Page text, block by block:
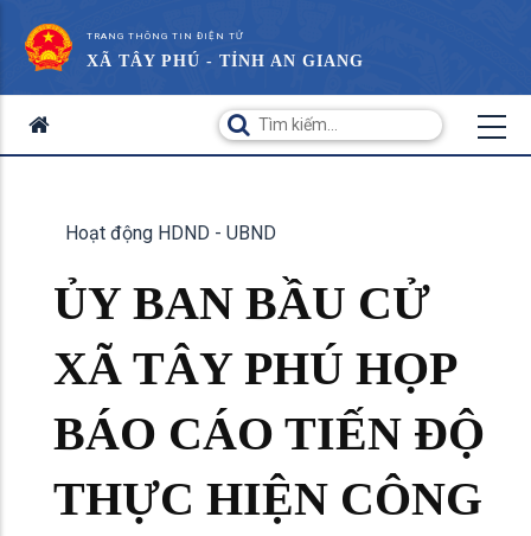
TRANG THÔNG TIN ĐIỆN TỬ
XÃ TÂY PHÚ - TỈNH AN GIANG
Hoạt động HDND - UBND
ỦY BAN BẦU CỬ
XÃ TÂY PHÚ HỌP
BÁO CÁO TIẾN ĐỘ
THỰC HIỆN CÔNG